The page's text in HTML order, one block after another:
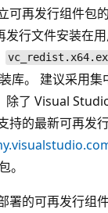
可再发行组件包
行文件安装在
库。 建议采用集
了 Visual
持的最新可再发
。
署的可再发行组